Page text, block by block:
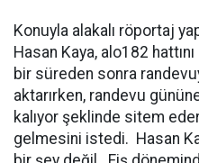
Konuyla alakalı röportaj
Hasan Kaya, alo182
bir süreden sonra
aktarırken, randevu
kalıyor şeklinde sitem
gelmesini istedi. Hasan